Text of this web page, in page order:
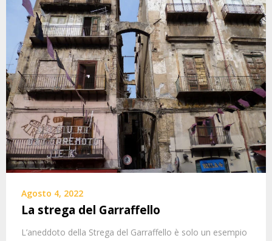
Agosto 4, 2022
La strega del Garraffello
L’aneddoto della Strega del Garraffello è solo un esempio